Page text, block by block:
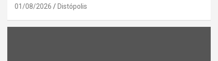
01/08/2026 Distópolis